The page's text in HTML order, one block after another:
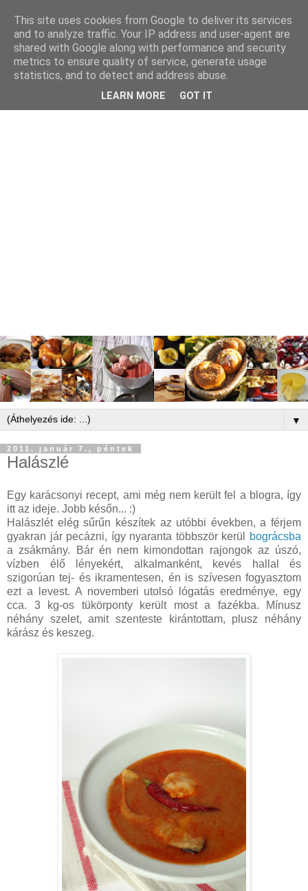
▼
2011. január 7., péntek
Halászlé
Egy karácsonyi recept, ami még nem került fel a blogra, így
itt az ideje. Jobb későn... :)
Halászlét elég sűrűn készítek az utóbbi években, a férjem
gyakran jár pecázni, így nyaranta többször kerül
bográcsba
a zsákmány. Bár én nem kimondottan rajongok az úszó,
vízben élő lényekért, alkalmanként, kevés hallal és
szigorúan tej- és ikramentesen, én is szívesen fogyasztom
ezt a levest. A novemberi utolsó lógatás eredménye, egy
cca. 3 kg-os tükörponty került most a fazékba. Mínusz
néhány szelet, amit szenteste kirántottam, plusz néhány
kárász és keszeg.
This site uses cookies from Google to deliver its services
and to analyze traffic. Your IP address and user-agent are
shared with Google along with performance and security
metrics to ensure quality of service, generate usage
statistics, and to detect and address abuse.
LEARN MORE GOT IT